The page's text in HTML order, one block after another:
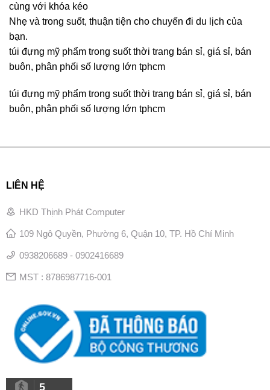
cùng với khóa kéo
Nhẹ và trong suốt, thuận tiện cho chuyến đi du lịch của
bạn.
túi đựng mỹ phẩm trong suốt thời trang bán sỉ, giá sỉ, bán
buôn, phân phối số lượng lớn tphcm
túi đựng mỹ phẩm trong suốt thời trang bán sỉ, giá sỉ, bán
buôn, phân phối số lượng lớn tphcm
LIÊN HỆ
HKD Thịnh Phát Computer
109 Ngô Quyền, Phường 6, Quận 10, TP. Hồ Chí Minh
0938206689 - 0902416689
MST : 8786987716-001
5